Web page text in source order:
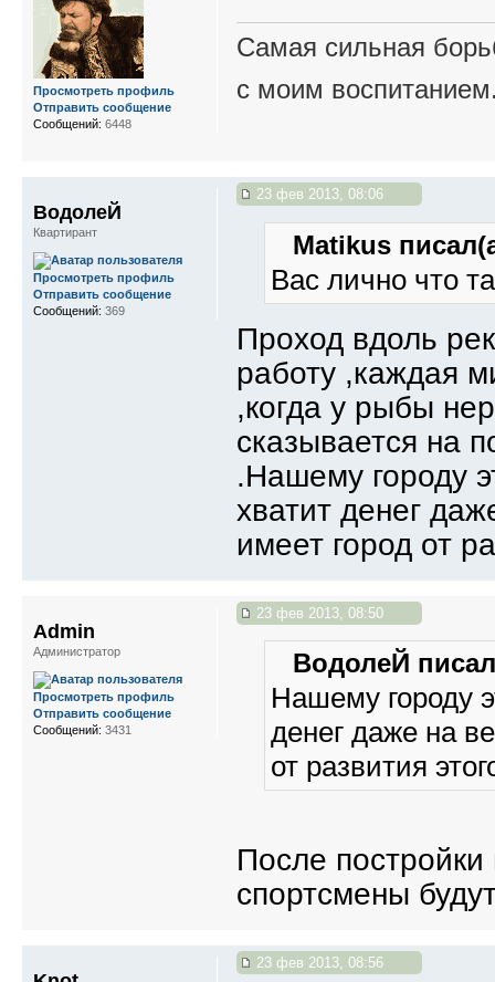
Самая сильная
с моим
Просмотреть профиль
Отправить сообщение
Сообщений: 6448
23 фев 2013, 08:06
Matikus
Вас лично что
Проход вдоль
работу ,каждая
,когда у рыбы
сказывается на
.Нашему городу
хватит денег
имеет город от
ВодолеЙ
Квартирант
Просмотреть профиль
Отправить сообщение
Сообщений: 369
23 фев 2013, 08:50
ВодолеЙ
Нашему городу
денег даже на
от развития
После
спортсмены
Admin
Администратор
Просмотреть профиль
Отправить сообщение
Сообщений: 3431
23 фев 2013, 08:56